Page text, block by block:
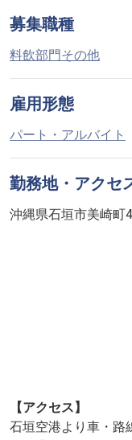
募集職種
料飲部門その他
雇用形態
パート・アルバイト
勤務地・アクセ
沖縄県石垣市美崎町
【アクセス】
石垣空港より車・路